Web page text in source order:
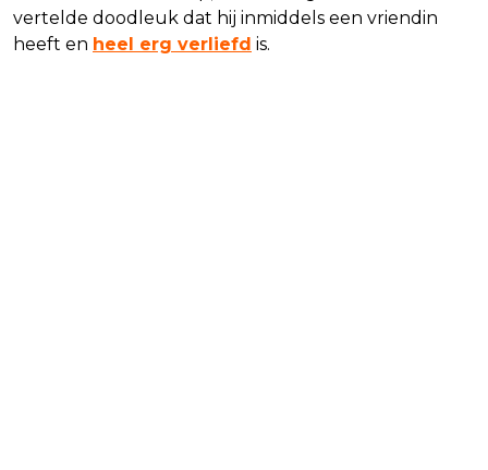
vertelde doodleuk dat hij inmiddels een vriendin
heeft en heel erg verliefd is.